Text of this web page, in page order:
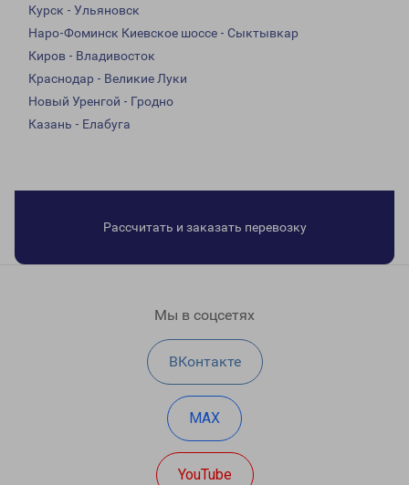
Курск - Ульяновск
Наро-Фоминск Киевское шоссе - Сыктывкар
Киров - Владивосток
Краснодар - Великие Луки
Новый Уренгой - Гродно
Казань - Елабуга
Рассчитать и заказать перевозку
Мы в соцсетях
ВКонтакте
MAX
YouTube